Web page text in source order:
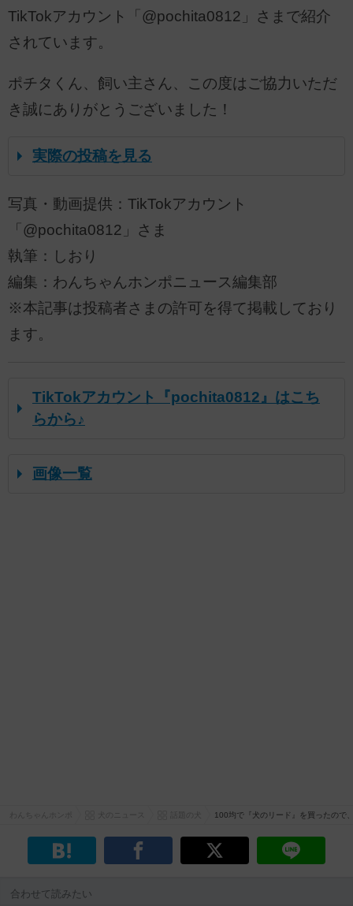
TikTokアカウント「@pochita0812」さまで紹介
されています。
ポチタくん、飼い主さん、この度はご協力いただ
き誠にありがとうございました！
実際の投稿を見る
写真・動画提供：TikTokアカウント
「@pochita0812」さま
執筆：しおり
編集：わんちゃんホンポニュース編集部
※本記事は投稿者さまの許可を得て掲載しており
ます。
TikTokアカウント『pochita0812』はこち
らから♪
画像一覧
100均で『犬のリード』を買ったので
合わせて読みたい